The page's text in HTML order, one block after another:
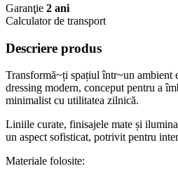
Garanţie 2 ani
Calculator de transport
Descriere produs
Transformă~ți spațiul într~un ambient
dressing modern, conceput pentru a
minimalist cu utilitatea zilnică.
Liniile curate, finisajele mate și
un aspect sofisticat, potrivit pentru
Materiale folosite: